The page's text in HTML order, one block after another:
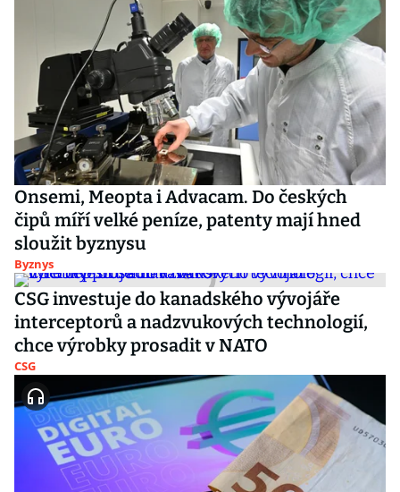
Onsemi, Meopta i Advacam. Do českých
čipů míří velké peníze, patenty mají hned
sloužit byznysu
Byznys
CSG investuje do kanadského vývojáře
interceptorů a nadzvukových technologií,
chce výrobky prosadit v NATO
CSG